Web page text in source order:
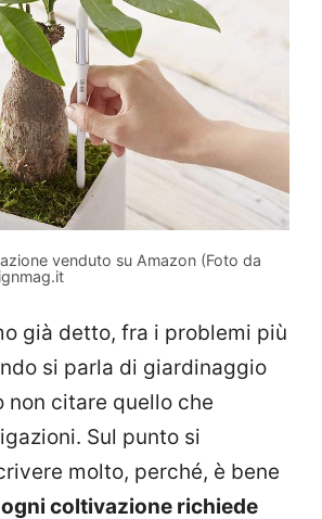
venduto su Amazon (Foto da
già detto, fra i problemi più
si parla di giardinaggio
non citare quello che
Sul punto si
molto, perché, è bene
ogni coltivazione richiede